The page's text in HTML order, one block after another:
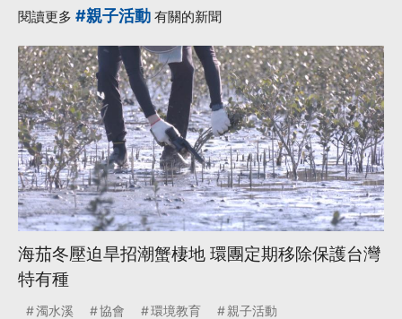
閱讀更多 #親子活動 有關的新聞
海茄冬壓迫旱招潮蟹棲地 環團定期移除保護台灣
特有種
濁水溪 協會 環境教育 親子活動